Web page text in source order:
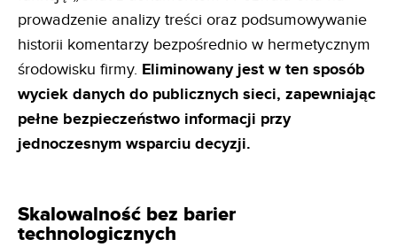
prowadzenie analizy treści oraz podsumowywanie
historii komentarzy bezpośrednio w hermetycznym
środowisku firmy. Eliminowany jest w ten sposób
wyciek danych do publicznych sieci, zapewniając
pełne bezpieczeństwo informacji przy
jednoczesnym wsparciu decyzji.
Skalowalność bez barier
technologicznych